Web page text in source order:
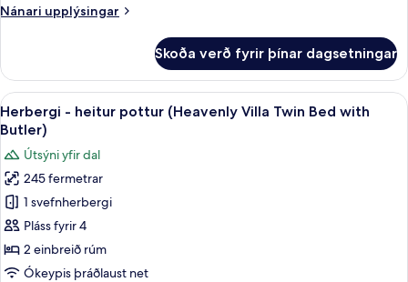
with
Nánari upplýsingar
Nánari
Forest
Corner
Suite
King
with
Butler
Service
Skoða verð fyrir þínar dagsetningar
Skoða
allar
myndir
fyrir
Herbergi
-
heitur
pottur
(Heavenly
Rúmföt af bestu gerð, míníbar,
5
Herbergi - heitur pottur (Heavenly Villa Twin Bed with
Butler)
Útsýni yfir dal
245 fermetrar
1 svefnherbergi
Pláss fyrir 4
2 einbreið rúm
Ókeypis þráðlaust net